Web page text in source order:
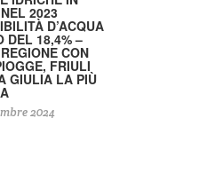
2023
D’ACQUA
DEL 18,4% –
CON
FRIULI
GIULIA LA PIÙ
2024